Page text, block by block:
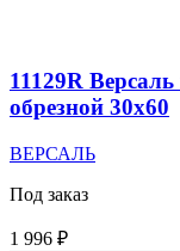
11129R
обрезной 30х60
ВЕРСАЛЬ
Под заказ
1 996 ₽